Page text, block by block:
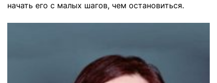
начать его с малых шагов, чем остановиться.